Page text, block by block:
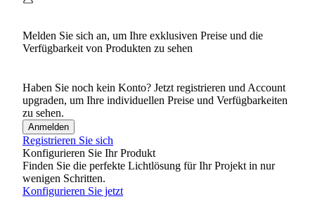
Melden Sie sich an, um Ihre exklusiven Preise und die
Verfügbarkeit von Produkten zu sehen
Haben Sie noch kein Konto? Jetzt registrieren und Account
upgraden, um Ihre individuellen Preise und Verfügbarkeiten
zu sehen.
Anmelden
Registrieren Sie sich
Konfigurieren Sie Ihr Produkt
Finden Sie die perfekte Lichtlösung für Ihr Projekt in nur
wenigen Schritten.
Konfigurieren Sie jetzt